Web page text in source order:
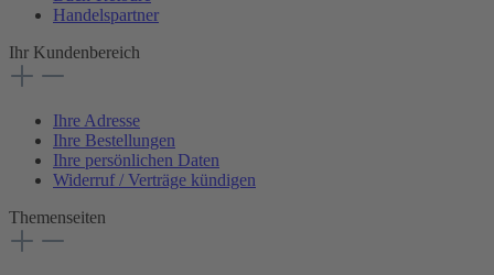
Handelspartner
Ihr Kundenbereich
Ihre Adresse
Ihre Bestellungen
Ihre persönlichen Daten
Widerruf / Verträge kündigen
Themenseiten